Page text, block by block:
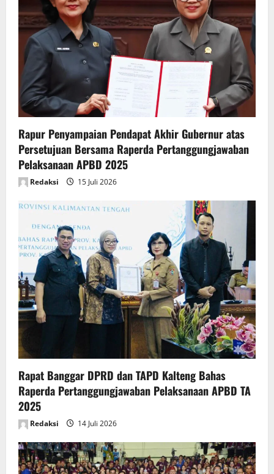
a
t
i
o
n
Rapur Penyampaian Pendapat Akhir Gubernur atas
Persetujuan Bersama Raperda Pertanggungjawaban
Pelaksanaan APBD 2025
Redaksi 15 Juli 2026
Rapat Banggar DPRD dan TAPD Kalteng Bahas
Raperda Pertanggungjawaban Pelaksanaan APBD TA
2025
Redaksi 14 Juli 2026